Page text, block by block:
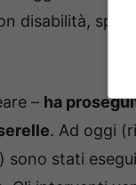
disabilità,
– ha
. Ad oggi
stati